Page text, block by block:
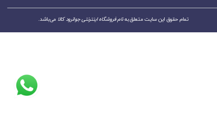
تمام حقوق این سایت متعلق بهنام فروشگاه اینترنتی جوانرود کالا می‌باشد.